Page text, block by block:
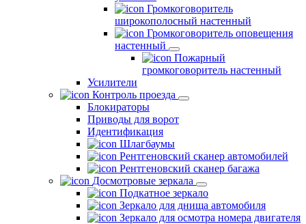
Громкоговоритель
широкополосный настенный
Громкоговоритель оповещения
настенный
Пожарный
громкоговоритель настенный
Усилители
Контроль проезда
Блокираторы
Приводы для ворот
Идентификация
Шлагбаумы
Рентгеновский сканер автомобилей
Рентгеновский сканер багажа
Досмотровые зеркала
Подкатное зеркало
Зеркало для днища автомобиля
Зеркало для осмотра номера двигателя